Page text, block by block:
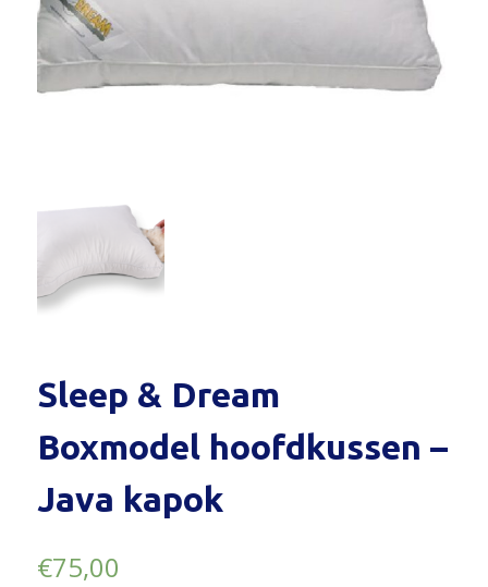
Sleep & Dream
Boxmodel hoofdkussen –
Java kapok
€75,00